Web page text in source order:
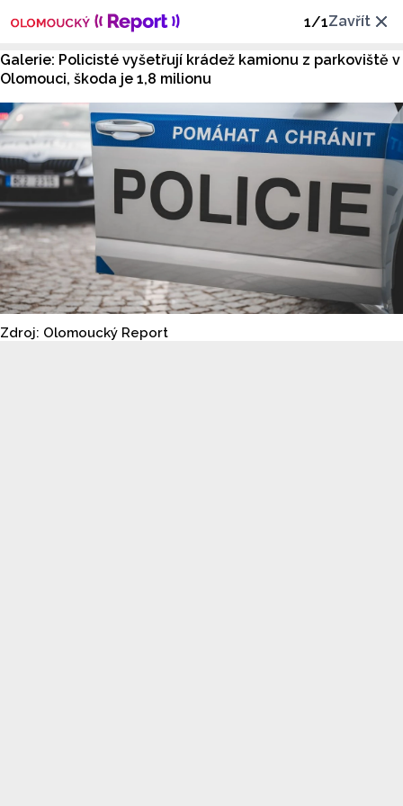
1/1Zavřít
Galerie: Policisté vyšetřují krádež kamionu z parkoviště v
Olomouci, škoda je 1,8 milionu
Zdroj: Olomoucký Report